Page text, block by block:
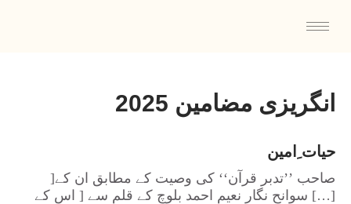
انگریزی مضامین 2025
حیات ِامین
]صاحب ’’تدبر قرآن‘‘ کی وصیت کے مطابق ان کے
سوانح نگار نعیم احمد بلوچ کے قلم سے [ اس کے […]